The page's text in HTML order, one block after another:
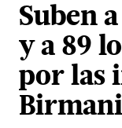
Suben
y a 89
por las